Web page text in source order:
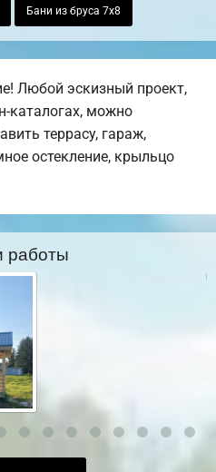
Бани из бруса 7х8
Любой эскизный проект,
каталогах, можно
террасу, гараж,
остекление, крыльцо
работы